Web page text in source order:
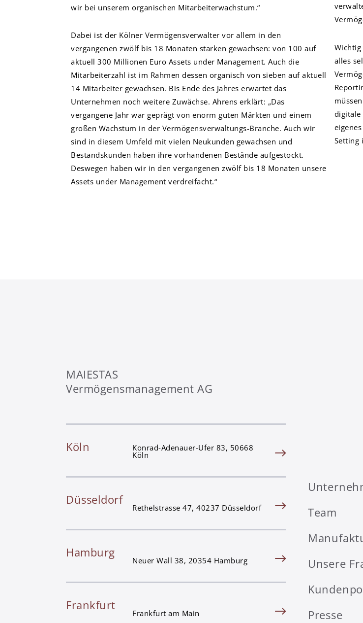
wir bei unserem organischen Mitarbeiterwachstum.“
Dabei ist der Kölner Vermögensverwalter vor allem in den
vergangenen zwölf bis 18 Monaten starken gewachsen: von 100 auf
aktuell 300 Millionen Euro Assets under Management. Auch die
Mitarbeiterzahl ist im Rahmen dessen organisch von sieben auf aktuell
14 Mitarbeiter gewachsen. Bis Ende des Jahres erwartet das
Unternehmen noch weitere Zuwächse. Ahrens erklärt: „Das
vergangene Jahr war geprägt von enorm guten Märkten und einem
großen Wachstum in der Vermögensverwaltungs-Branche. Auch wir
sind in diesem Umfeld mit vielen Neukunden gewachsen und
Bestandskunden haben ihre vorhandenen Bestände aufgestockt.
Deswegen haben wir in den vergangenen zwölf bis 18 Monaten unsere
Assets under Management verdreifacht.“
Wichtig
alles
digitale
Setting
MAIESTAS
Vermögensmanagement AG
Köln Konrad-Adenauer-Ufer 83, 50668
Köln
Düsseldorf
Rethelstrasse 47, 40237 Düsseldorf
Hamburg
Neuer Wall 38, 20354 Hamburg
Frankfurt
Frankfurt am Main
Team
Unsere
Presse